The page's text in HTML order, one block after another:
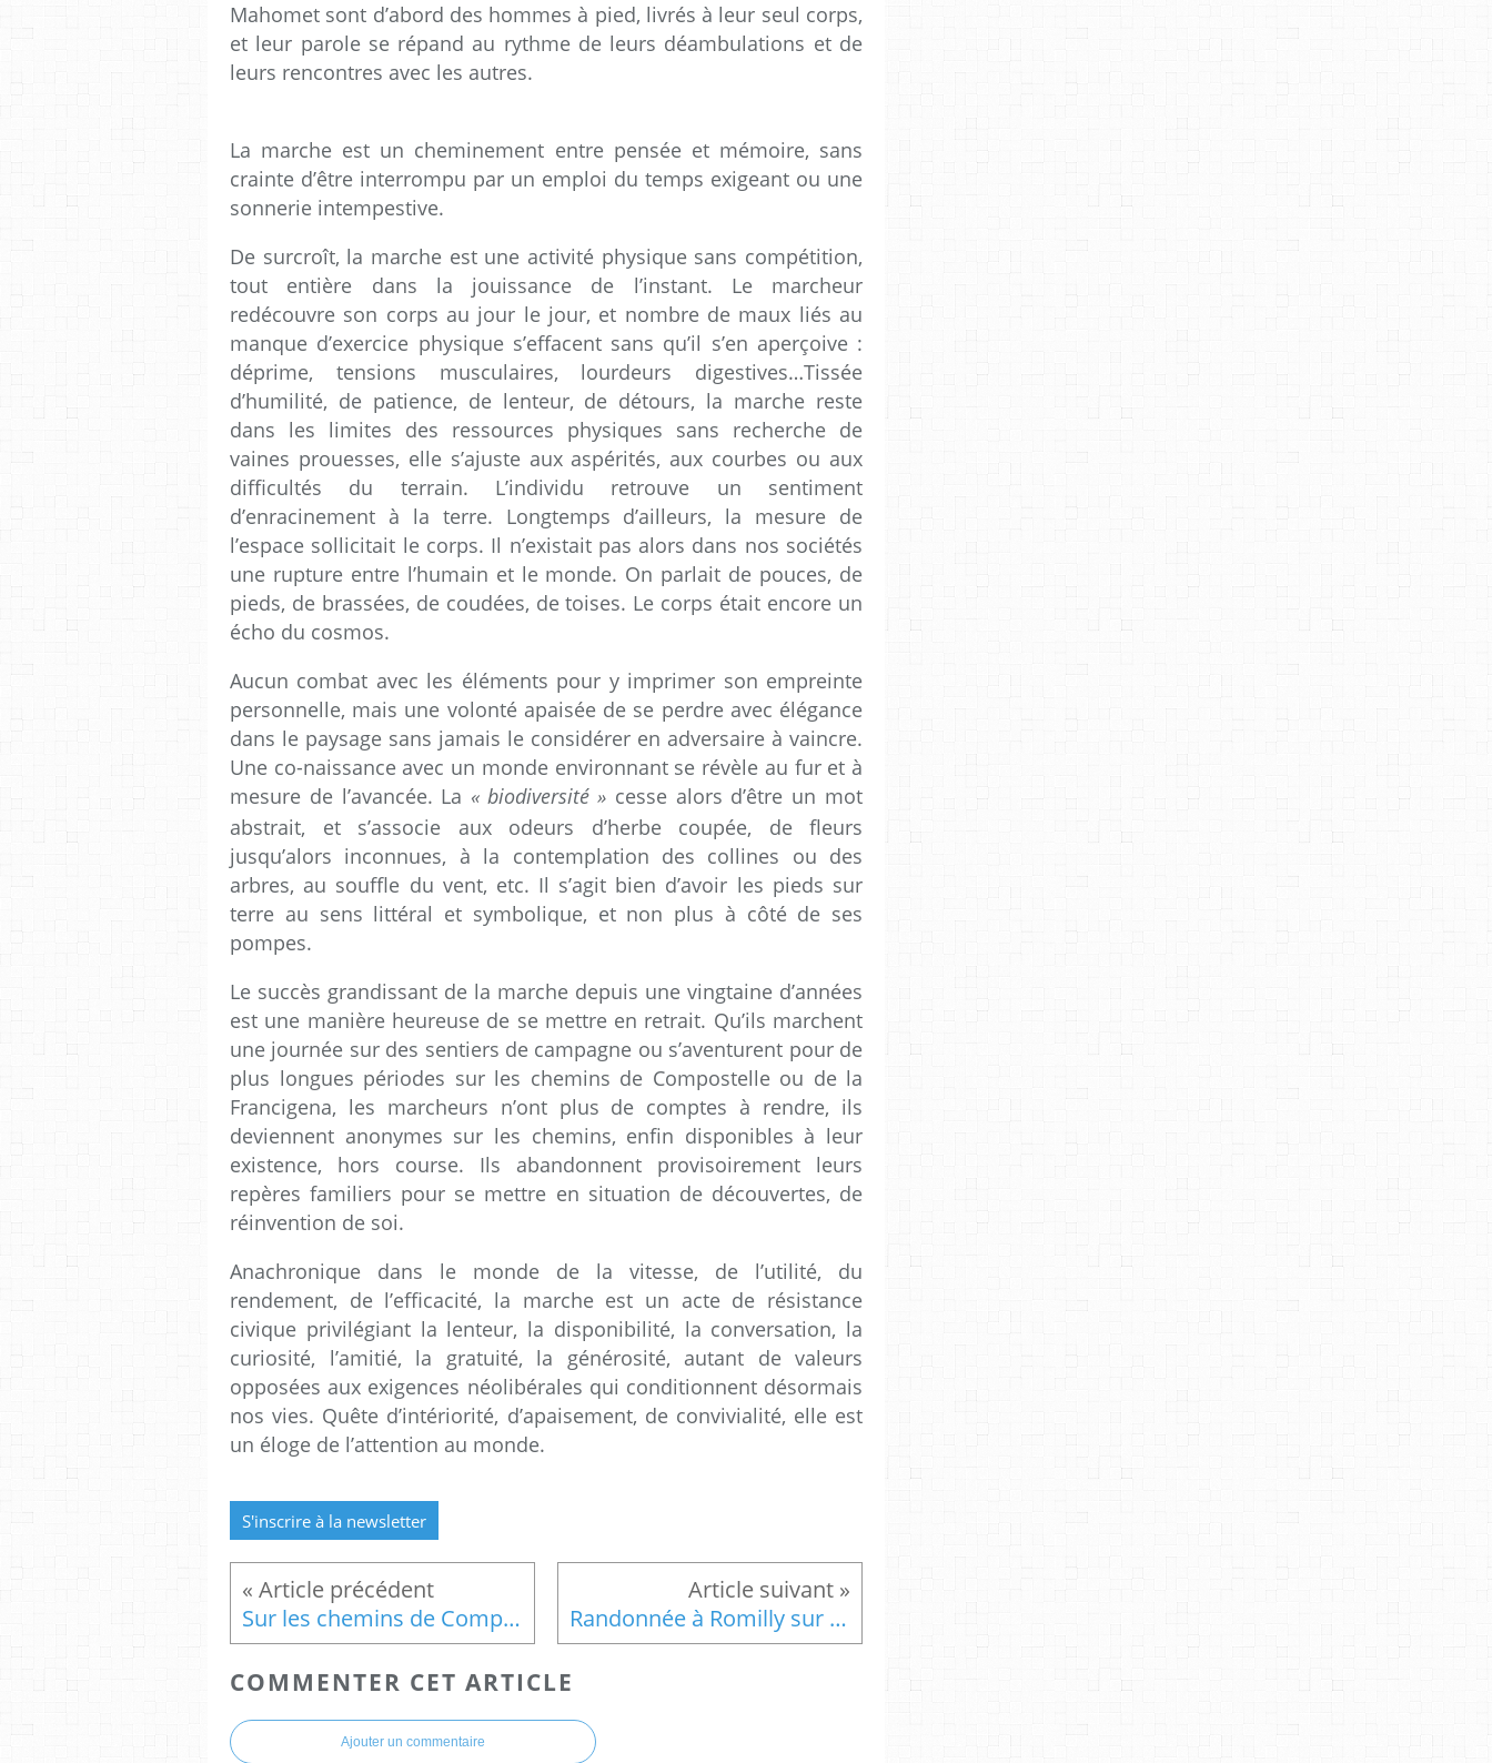
Mahomet sont d’abord des hommes à pied, livrés à leur seul corps,
et leur parole se répand au rythme de leurs déambulations et de
leurs rencontres avec les autres.
La marche est un cheminement entre pensée et mémoire, sans
crainte d’être interrompu par un emploi du temps exigeant ou une
sonnerie intempestive.
De surcroît, la marche est une activité physique sans compétition,
tout entière dans la jouissance de l’instant. Le marcheur
redécouvre son corps au jour le jour, et nombre de maux liés au
manque d’exercice physique s’effacent sans qu’il s’en aperçoive :
déprime, tensions musculaires, lourdeurs digestives…Tissée
d’humilité, de patience, de lenteur, de détours, la marche reste
dans les limites des ressources physiques sans recherche de
vaines prouesses, elle s’ajuste aux aspérités, aux courbes ou aux
difficultés du terrain. L’individu retrouve un sentiment
d’enracinement à la terre. Longtemps d’ailleurs, la mesure de
l’espace sollicitait le corps. Il n’existait pas alors dans nos sociétés
une rupture entre l’humain et le monde. On parlait de pouces, de
pieds, de brassées, de coudées, de toises. Le corps était encore un
écho du cosmos.
Aucun combat avec les éléments pour y imprimer son empreinte
personnelle, mais une volonté apaisée de se perdre avec élégance
dans le paysage sans jamais le considérer en adversaire à vaincre.
Une co-naissance avec un monde environnant se révèle au fur et à
mesure de l’avancée. La « biodiversité »cesse alors d’être un mot
abstrait, et s’associe aux odeurs d’herbe coupée, de fleurs
jusqu’alors inconnues, à la contemplation des collines ou des
arbres, au souffle du vent, etc. Il s’agit bien d’avoir les pieds sur
terre au sens littéral et symbolique, et non plus à côté de ses
pompes.
Le succès grandissant de la marche depuis une vingtaine d’années
est une manière heureuse de se mettre en retrait. Qu’ils marchent
une journée sur des sentiers de campagne ou s’aventurent pour de
plus longues périodes sur les chemins de Compostelle ou de la
Francigena, les marcheurs n’ont plus de comptes à rendre, ils
deviennent anonymes sur les chemins, enfin disponibles à leur
existence, hors course. Ils abandonnent provisoirement leurs
repères familiers pour se mettre en situation de découvertes, de
réinvention de soi.
Anachronique dans le monde de la vitesse, de l’utilité, du
rendement, de l’efficacité, la marche est un acte de résistance
civique privilégiant la lenteur, la disponibilité, la conversation, la
curiosité, l’amitié, la gratuité, la générosité, autant de valeurs
opposées aux exigences néolibérales qui conditionnent désormais
nos vies. Quête d’intériorité, d’apaisement, de convivialité, elle est
un éloge de l’attention au monde.
S'inscrire à la newsletter
Sur les chemins de Compostelle Randonnée à Romilly sur Aigre
COMMENTER CET ARTICLE
Ajouter un commentaire